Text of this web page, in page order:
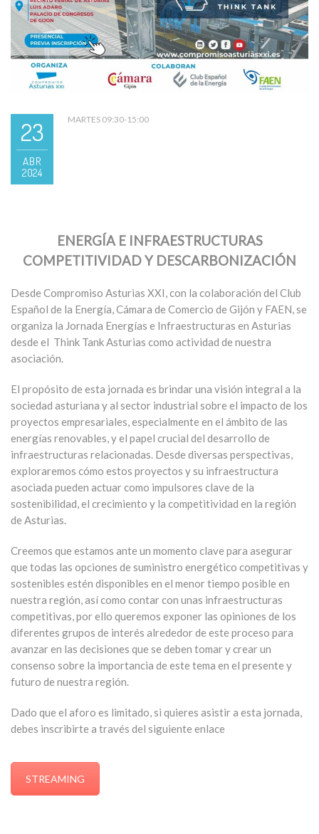
23
ABR
2024
MARTES 09:30-15:00
ENERGÍA E INFRAESTRUCTURAS
COMPETITIVIDAD Y DESCARBONIZACIÓN
Desde Compromiso Asturias XXI, con la colaboración del Club
Español de la Energía, Cámara de Comercio de Gijón y FAEN, se
organiza la Jornada Energías e Infraestructuras en Asturias
desde el Think Tank Asturias como actividad de nuestra
asociación.
El propósito de esta jornada es brindar una visión integral a la
sociedad asturiana y al sector industrial sobre el impacto de los
proyectos empresariales, especialmente en el ámbito de las
energías renovables, y el papel crucial del desarrollo de
infraestructuras relacionadas. Desde diversas perspectivas,
exploraremos cómo estos proyectos y su infraestructura
asociada pueden actuar como impulsores clave de la
sostenibilidad, el crecimiento y la competitividad en la región
de Asturias.
Creemos que estamos ante un momento clave para asegurar
que todas las opciones de suministro energético competitivas y
sostenibles estén disponibles en el menor tiempo posible en
nuestra región, así como contar con unas infraestructuras
competitivas, por ello queremos exponer las opiniones de los
diferentes grupos de interés alrededor de este proceso para
avanzar en las decisiones que se deben tomar y crear un
consenso sobre la importancia de este tema en el presente y
futuro de nuestra región.
Dado que el aforo es limitado, si quieres asistir a esta jornada,
debes inscribirte a través del siguiente enlace
STREAMING